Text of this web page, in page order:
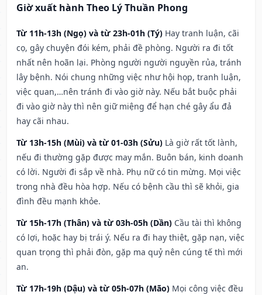
Giờ xuất hành Theo Lý Thuần Phong
Từ 11h-13h (Ngọ) và từ 23h-01h (Tý) Hay tranh luận, cãi
cọ, gây chuyện đói kém, phải đề phòng. Người ra đi tốt
nhất nên hoãn lại. Phòng người người nguyền rủa, tránh
lây bệnh. Nói chung những việc như hội họp, tranh luận,
việc quan,…nên tránh đi vào giờ này. Nếu bắt buộc phải
đi vào giờ này thì nên giữ miệng để hạn ché gây ẩu đả
hay cãi nhau.
Từ 13h-15h (Mùi) và từ 01-03h (Sửu) Là giờ rất tốt lành,
nếu đi thường gặp được may mắn. Buôn bán, kinh doanh
có lời. Người đi sắp về nhà. Phụ nữ có tin mừng. Mọi việc
trong nhà đều hòa hợp. Nếu có bệnh cầu thì sẽ khỏi, gia
đình đều mạnh khỏe.
Từ 15h-17h (Thân) và từ 03h-05h (Dần) Cầu tài thì không
có lợi, hoặc hay bị trái ý. Nếu ra đi hay thiệt, gặp nạn, việc
quan trọng thì phải đòn, gặp ma quỷ nên cúng tế thì mới
an.
Từ 17h-19h (Dậu) và từ 05h-07h (Mão) Mọi công việc đều